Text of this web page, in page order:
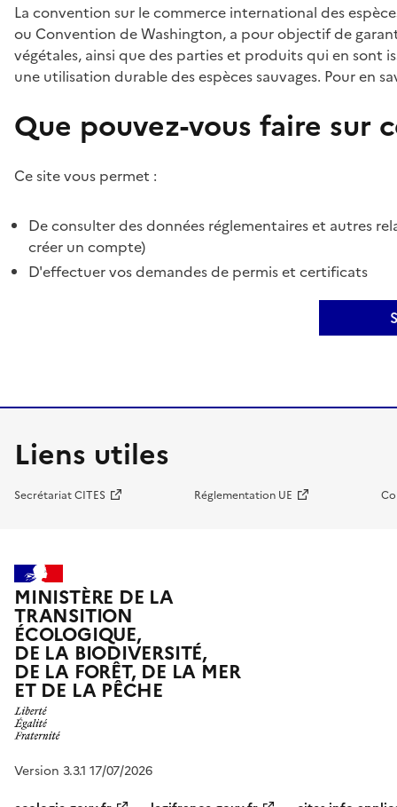
La convention sur le commerce international des
ou Convention de Washington, a pour objectif de
végétales, ainsi que des parties et produits qui en sont
une utilisation durable des espèces sauvages. Pour en
Que pouvez-vous faire sur
Ce site vous permet :
De consulter des données réglementaires et autres
créer un compte)
D'effectuer vos demandes de permis et certificats
Liens utiles
Secrétariat CITES Réglementation UE
MINISTÈRE DE LA
TRANSITION
ÉCOLOGIQUE,
DE LA BIODIVERSITÉ,
DE LA FORÊT, DE LA MER
ET DE LA PÊCHE
Version 3.3.1 17/07/2026